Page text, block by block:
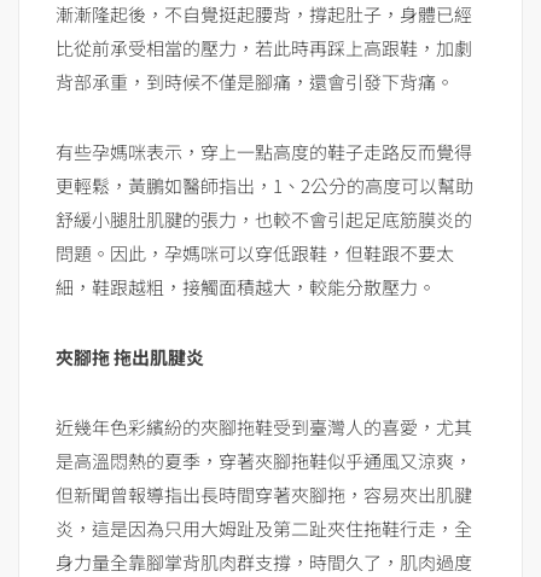
漸漸隆起後，不自覺挺起腰背，撐起肚子，身體已經
比從前承受相當的壓力，若此時再踩上高跟鞋，加劇
背部承重，到時候不僅是腳痛，還會引發下背痛。
有些孕媽咪表示，穿上一點高度的鞋子走路反而覺得
更輕鬆，黃鵬如醫師指出，1、2公分的高度可以幫助
舒緩小腿肚肌腱的張力，也較不會引起足底筋膜炎的
問題。因此，孕媽咪可以穿低跟鞋，但鞋跟不要太
細，鞋跟越粗，接觸面積越大，較能分散壓力。
夾腳拖 拖出肌腱炎
近幾年色彩繽紛的夾腳拖鞋受到臺灣人的喜愛，尤其
是高溫悶熱的夏季，穿著夾腳拖鞋似乎通風又涼爽，
但新聞曾報導指出長時間穿著夾腳拖，容易夾出肌腱
炎，這是因為只用大姆趾及第二趾夾住拖鞋行走，全
身力量全靠腳掌背肌肉群支撐，時間久了，肌肉過度